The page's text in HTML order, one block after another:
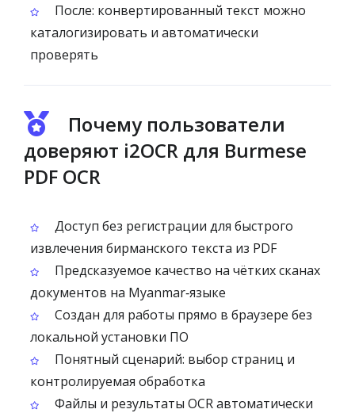
После: конвертированный текст можно
каталогизировать и автоматически
проверять
Почему пользователи
доверяют i2OCR для Burmese
PDF OCR
Доступ без регистрации для быстрого
извлечения бирманского текста из PDF
Предсказуемое качество на чётких сканах
документов на Myanmar‑языке
Создан для работы прямо в браузере без
локальной установки ПО
Понятный сценарий: выбор страниц и
контролируемая обработка
Файлы и результаты OCR автоматически